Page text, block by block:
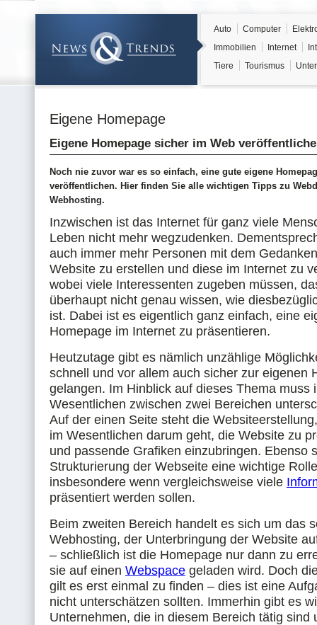
Auto Computer
Immobilien
Internet
Tiere
Tourismus
Eigene Homepage
Eigene Homepage sicher im Web
Noch nie zuvor war es so einfach, eine gute eigene
veröffentlichen. Hier finden Sie alle wichtigen Tipps zu
Webhosting.
Inzwischen ist das Internet für ganz viele
Leben nicht mehr wegzudenken.
auch immer mehr Personen mit dem
Website zu erstellen und diese im Internet zu
wobei viele Interessenten zugeben müssen,
überhaupt nicht genau wissen, wie
ist. Dabei ist es eigentlich ganz einfach, eine
Homepage im Internet zu präsentieren.
Heutzutage gibt es nämlich unzählige
schnell und vor allem auch sicher zur eigenen
gelangen. Im Hinblick auf dieses Thema muss
Wesentlichen zwischen zwei Bereichen
Auf der einen Seite steht die
im Wesentlichen darum geht, die Website zu
und passende Grafiken einzubringen. Ebenso
Strukturierung der Webseite eine wichtige
insbesondere wenn vergleichsweise viele
präsentiert werden sollen.
Beim zweiten Bereich handelt es sich um das
Webhosting, der Unterbringung der Website
– schließlich ist die Homepage nur dann zu
sie auf einen Webspace geladen wird. Doch
gilt es erst einmal zu finden – dies ist eine
nicht unterschätzen sollten. Immerhin gibt es
Unternehmen, die in diesem Bereich tätig sind